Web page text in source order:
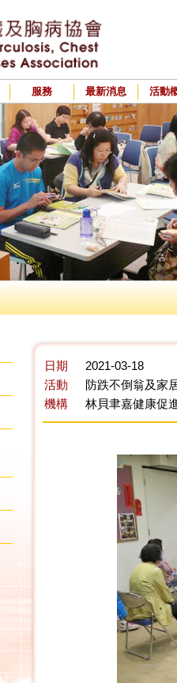
服務 最新消息 活動
日期
2021-03-18
活動
防跌不倒翁及家
機構
林貝聿嘉健康促